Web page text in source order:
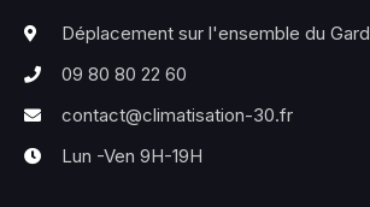
Déplacement sur l'ensemble du Gard
09 80 80 22 60
contact@climatisation-30.fr
Lun -Ven 9H-19H